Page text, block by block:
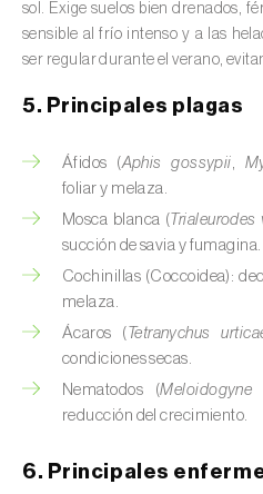
Begonia (Hillebrandia
Begonia spp.)
Berenjena (Solanum
Berenjena africana (
Berro (Nasturtium
Boj (Buxus sempervirens
Cacahuete (
Cacaotero (Theobroma
Cafeto (Coffea spp.)
sol. Exige suelos bien drenados,
sensible al frío intenso y a las
ser regular durante el verano,
5. Principales plagas
Áfidos (Aphis gossypii,
foliar y melaza.
Mosca blanca ( Trialeurodes
succión de savia y fumagina.
Cochinillas (Coccoidea):
melaza.
Ácaros ( Tetranychus
condiciones secas.
Nematodos (Meloidogyne
reducción del crecimiento.
6. Principales